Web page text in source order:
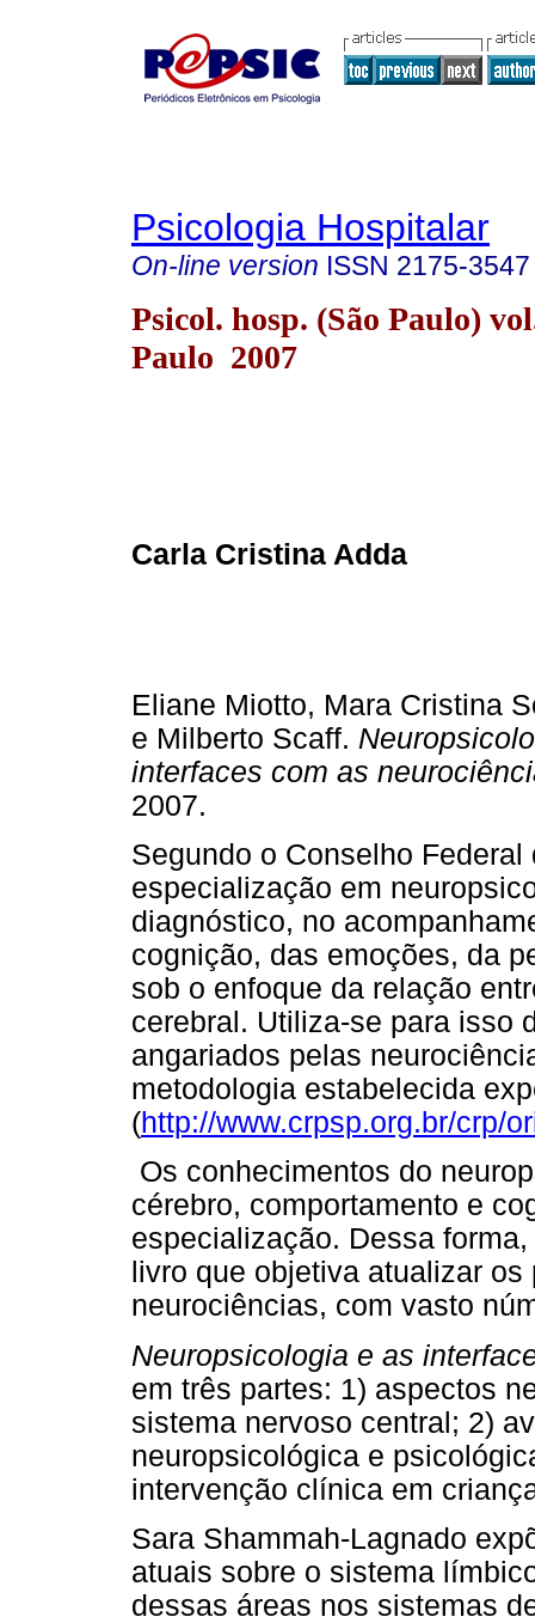
Psicologia Hospitalar
On-line version ISSN 2175-3547
Psicol. hosp. (São Paulo)
Paulo 2007
Carla Cristina Adda
Eliane Miotto, Mara Cristina
e Milberto Scaff.
interfaces com as
2007.
Segundo o Conselho
especialização em
diagnóstico, no
cognição, das emoções, da
sob o enfoque da relação
cerebral. Utiliza-se para isso
angariados pelas
metodologia estabelecida
(http://www.crpsp.org.br/crp/
Os conhecimentos do
cérebro, comportamento e
especialização. Dessa
livro que objetiva atualizar
neurociências, com vasto
Neuropsicologia e as
em três partes: 1) aspectos
sistema nervoso central; 2)
neuropsicológica e
intervenção clínica em
Sara Shammah-Lagnado
atuais sobre o sistema
dessas áreas nos sistemas